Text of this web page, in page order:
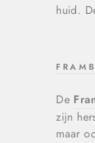
huid.
De
zijn
maar